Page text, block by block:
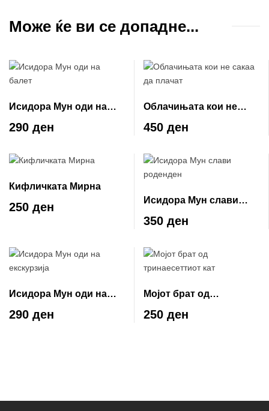
Може ќе ви се допадне...
Исидора Мун оди на
балет
290 ден
Облачињата кои не
сакаа да плачат
450 ден
Кифличката Мирна
250 ден
Исидора Мун слави
роденден
350 ден
Исидора Мун оди на
екскурзија
290 ден
Мојот брат од
тринаесеттиот кат
250 ден